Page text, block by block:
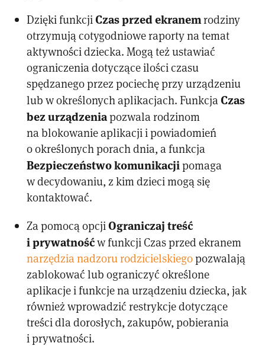
Dzięki funkcjiCzas przed ekranemrodziny
otrzymują cotygodniowe raporty na temat
aktywności dziecka. Mogą też ustawiać
ograniczenia dotyczące ilości czasu
spędzanego przez pociechę przy urządzeniu
lub w określonych aplikacjach. FunkcjaCzas
bez urządzeniapozwala rodzinom
na blokowanie aplikacji i powiadomień
o określonych porach dnia, a funkcja
Bezpieczeństwo komunikacji pomaga
w decydowaniu, z kim dzieci mogą się
kontaktować.
Za pomocą opcjiOgraniczaj treść
i prywatnośćw funkcji Czas przed ekranem
narzędzia nadzoru rodzicielskiegopozwalają
zablokować lub ograniczyć określone
aplikacje i funkcje na urządzeniu dziecka, jak
również wprowadzić restrykcje dotyczące
treści dla dorosłych, zakupów, pobierania
i prywatności.